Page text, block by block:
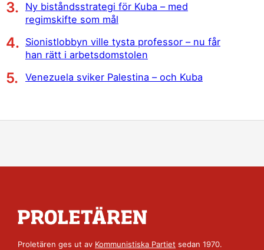
Ny biståndsstrategi för Kuba – med
regimskifte som mål
Sionistlobbyn ville tysta professor – nu får
han rätt i arbetsdomstolen
Venezuela sviker Palestina – och Kuba
Proletären ges ut av Kommunistiska Partiet sedan 1970.